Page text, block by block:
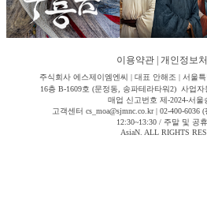
이용약관 개인정보
주식회사 에스제이엠엔씨 | 대표 안해조 | 서울
16층 B-1609호 (문정동, 송파테라타워2) 사업자
매업 신고번호 제-2024-서울
고객센터 cs_moa@sjmnc.co.kr | 02-400-6036
12:30~13:30 / 주말 및 공
AsiaN. ALL RIGHTS